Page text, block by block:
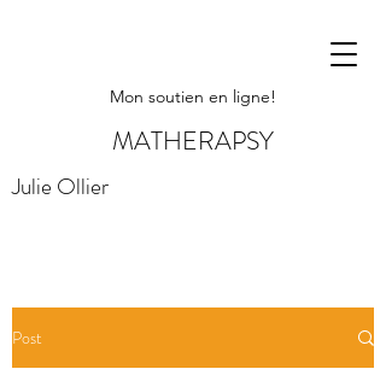
Mon soutien en ligne!
MATHERAPSY
Julie Ollier
Post